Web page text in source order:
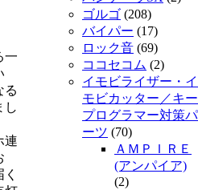
一
る
し
連
ゴルゴ (208)
バイパー (17)
ロック音 (69)
ココセコム (2)
イモビライザー・イ
モビカッター／キー
プログラマー対策パ
ーツ (70)
ＡＭＰＩＲＥ
(アンパイア)
(2)